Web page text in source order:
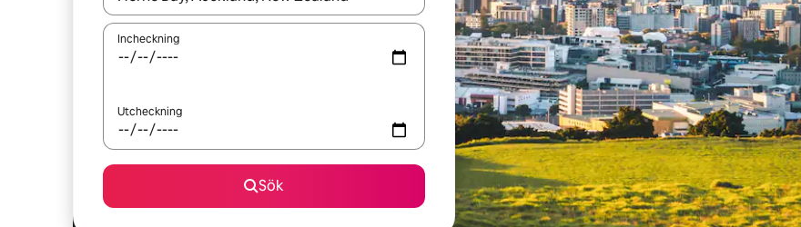
Incheckning
Utcheckning
Sök